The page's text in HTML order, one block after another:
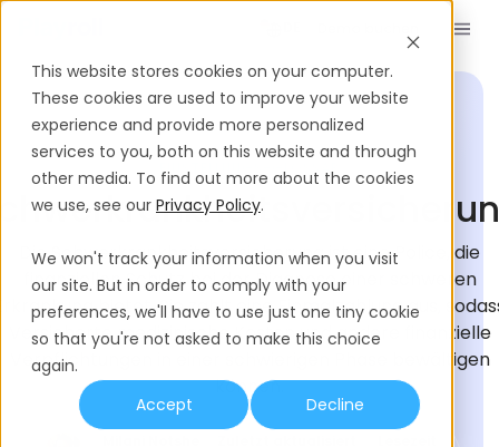
This website stores cookies on your computer.
These cookies are used to improve your website
experience and provide more personalized
services to you, both on this website and through
other media. To find out more about the cookies
we use, see our Privacy Policy.
We won't track your information when you visit
our site. But in order to comply with your
preferences, we'll have to use just one tiny cookie
so that you're not asked to make this choice
again.
Accept
Decline
EINSTELLUNGS-GLOSSAR
Die Schwerkrankheitsversicherung ist eine Police, die
finanziellen Schutz bei der Diagnose einer schweren
bietet. Sie zahlt eine Einmalzahlung aus,
Versicherte medizinische Kosten und andere finanzielle
Verpflichtungen in einer schwierigen Phase bewältigen
können.